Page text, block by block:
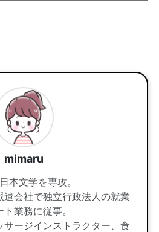
mimaru
本文学を専攻。
遣会社で独立行政法人の就業
業務に従事。
サージインストラクター、食